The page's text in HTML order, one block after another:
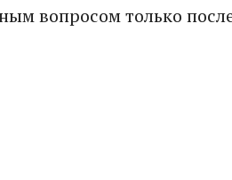
вопросом только